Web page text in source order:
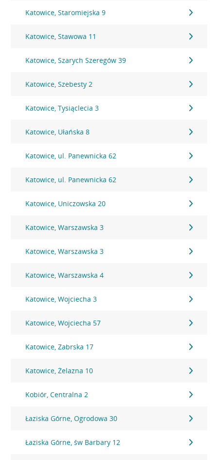
Katowice, Staromiejska 9
Katowice, Stawowa 11
Katowice, Szarych Szeregów 39
Katowice, Szebesty 2
Katowice, Tysiąclecia 3
Katowice, Ułańska 8
Katowice, ul. Panewnicka 62
Katowice, ul. Panewnicka 62
Katowice, Uniczowska 20
Katowice, Warszawska 3
Katowice, Warszawska 3
Katowice, Warszawska 4
Katowice, Wojciecha 3
Katowice, Wojciecha 57
Katowice, Zabrska 17
Katowice, Żelazna 10
Kobiór, Centralna 2
Łaziska Górne, Ogrodowa 30
Łaziska Górne, św Barbary 12